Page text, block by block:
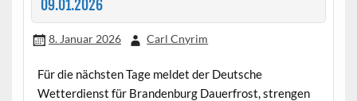
09.01.2026
8. Januar 2026 Carl Cnyrim
Für die nächsten Tage meldet der Deutsche
Wetterdienst für Brandenburg Dauerfrost, strengen